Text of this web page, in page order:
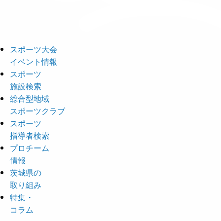
スポーツ大会
イベント情報
スポーツ
施設検索
総合型地域
スポーツクラブ
スポーツ
指導者検索
プロチーム
情報
茨城県の
取り組み
特集・
コラム